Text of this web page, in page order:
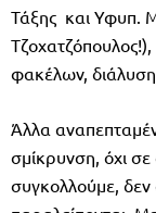
Τάξης και Υφυπ.
φακέλων,
Άλλα
σμίκρυνση, όχι
συγκολλούμε, δεν